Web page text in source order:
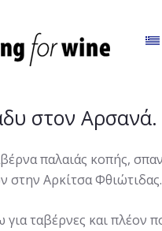
στον Αρσανά.
παλαιάς κοπής,
στην Αρκίτσα Φθιώτιδας.
ταβέρνες και πλέον